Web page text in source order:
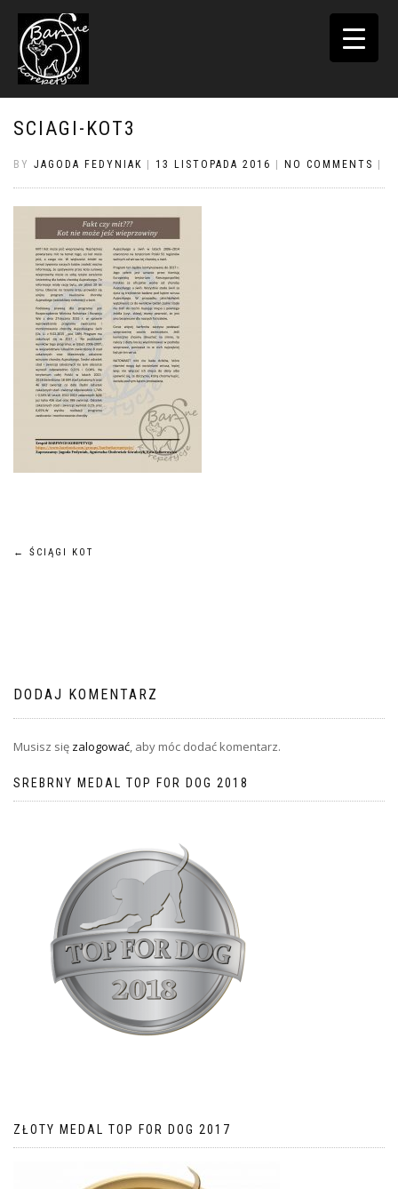
TOGGLE
SCIAGI-KOT3
BY JAGODA FEDYNIAK 13 LISTOPADA 2016 NO COMMENTS
Nawigacja
← ŚCIĄGI KOT
DODAJ KOMENTARZ
Musisz się zalogować, aby móc dodać komentarz.
SREBRNY MEDAL TOP FOR DOG 2018
ZŁOTY MEDAL TOP FOR DOG 2017